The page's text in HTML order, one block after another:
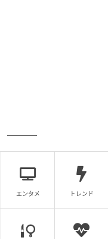
エンタメ トレンド